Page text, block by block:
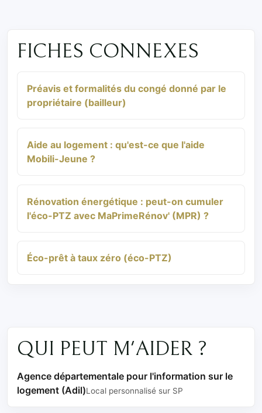
FICHES CONNEXES
Préavis et formalités du congé donné par le
propriétaire (bailleur)
Aide au logement : qu'est-ce que l'aide
Mobili-Jeune ?
Rénovation énergétique : peut-on cumuler
l'éco-PTZ avec MaPrimeRénov' (MPR) ?
Éco-prêt à taux zéro (éco-PTZ)
QUI PEUT M'AIDER ?
Agence départementale pour l'information sur le
logement (Adil)Local personnalisé sur SP